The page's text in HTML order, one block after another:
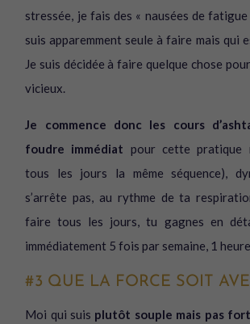
stressée, je fais des « nausées de
suis apparemment seule à faire mais qui
Je suis décidée à faire quelque chose
vicieux.
Je commence donc les cours
foudre immédiat pour cette pratique
tous les jours la même séquence),
s’arrête pas, au rythme de ta
faire tous les jours, tu gagnes en
immédiatement 5 fois par semaine, 1
#3 QUE LA FORCE SOIT
Moi qui suis plutôt souple mais pas